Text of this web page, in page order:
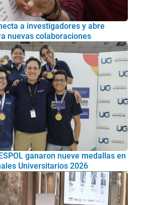
a investigadores y abre
nuevas colaboraciones
ganaron nueve medallas en
Universitarios 2026